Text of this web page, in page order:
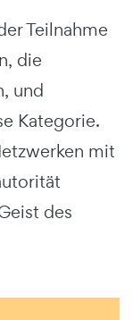
Teilnahme
die
und
Kategorie.
mit
des